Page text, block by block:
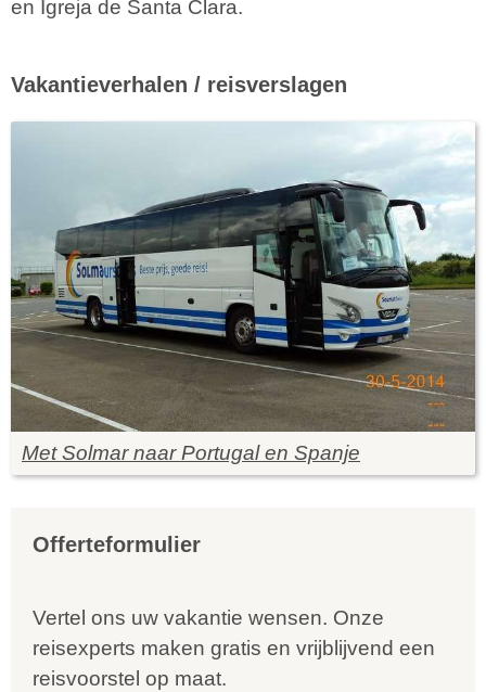
en Igreja de Santa Clara.
Vakantieverhalen / reisverslagen
Met Solmar naar Portugal en Spanje
Offerteformulier
Vertel ons uw vakantie wensen. Onze
reisexperts maken gratis en vrijblijvend een
reisvoorstel op maat.